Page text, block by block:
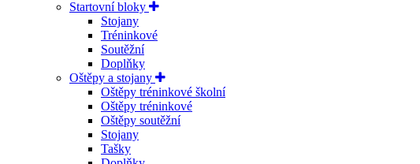
Startovní bloky
Stojany
Tréninkové
Soutěžní
Doplňky
Oštěpy a stojany
Oštěpy tréninkové školní
Oštěpy tréninkové
Oštěpy soutěžní
Stojany
Tašky